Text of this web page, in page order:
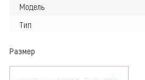
Модель
Тип
Размер